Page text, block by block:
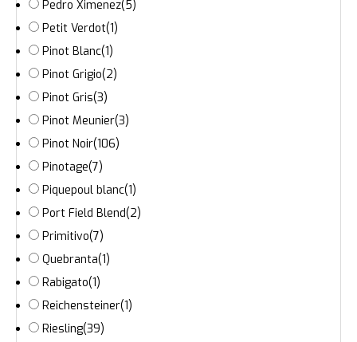
Pedro Ximenez(5)
Petit Verdot(1)
Pinot Blanc(1)
Pinot Grigio(2)
Pinot Gris(3)
Pinot Meunier(3)
Pinot Noir(106)
Pinotage(7)
Piquepoul blanc(1)
Port Field Blend(2)
Primitivo(7)
Quebranta(1)
Rabigato(1)
Reichensteiner(1)
Riesling(39)